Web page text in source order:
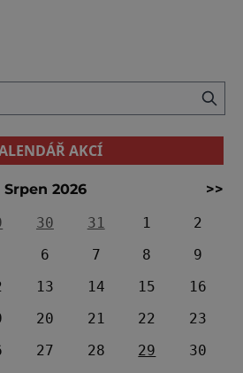
stran potokem se tehdy
AKCÍ
Srpen 2026
>>
30 31 1
2
6 7 8
9
13 14 15
16
20 21 22
23
27 28 29
30